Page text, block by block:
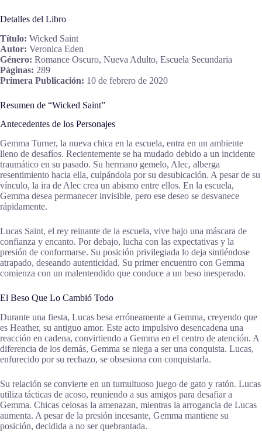
Detalles del Libro
Título: Wicked Saint
Autor: Veronica Eden
Género: Romance Oscuro, Nueva Adulto, Escuela Secundaria
Páginas: 289
Primera Publicación: 10 de febrero de 2020
Resumen de “Wicked Saint”
Antecedentes de los Personajes
Gemma Turner, la nueva chica en la escuela, entra en un ambiente
lleno de desafíos. Recientemente se ha mudado debido a un incidente
traumático en su pasado. Su hermano gemelo, Alec, alberga
resentimiento hacia ella, culpándola por su desubicación. A pesar de su
vínculo, la ira de Alec crea un abismo entre ellos. En la escuela,
Gemma desea permanecer invisible, pero ese deseo se desvanece
rápidamente.
Lucas Saint, el rey reinante de la escuela, vive bajo una máscara de
confianza y encanto. Por debajo, lucha con las expectativas y la
presión de conformarse. Su posición privilegiada lo deja sintiéndose
atrapado, deseando autenticidad. Su primer encuentro con Gemma
comienza con un malentendido que conduce a un beso inesperado.
El Beso Que Lo Cambió Todo
Durante una fiesta, Lucas besa erróneamente a Gemma, creyendo que
es Heather, su antiguo amor. Este acto impulsivo desencadena una
reacción en cadena, convirtiendo a Gemma en el centro de atención. A
diferencia de los demás, Gemma se niega a ser una conquista. Lucas,
enfurecido por su rechazo, se obsesiona con conquistarla.
Su relación se convierte en un tumultuoso juego de gato y ratón. Lucas
utiliza tácticas de acoso, reuniendo a sus amigos para desafiar a
Gemma. Chicas celosas la amenazan, mientras la arrogancia de Lucas
aumenta. A pesar de la presión incesante, Gemma mantiene su
posición, decidida a no ser quebrantada.